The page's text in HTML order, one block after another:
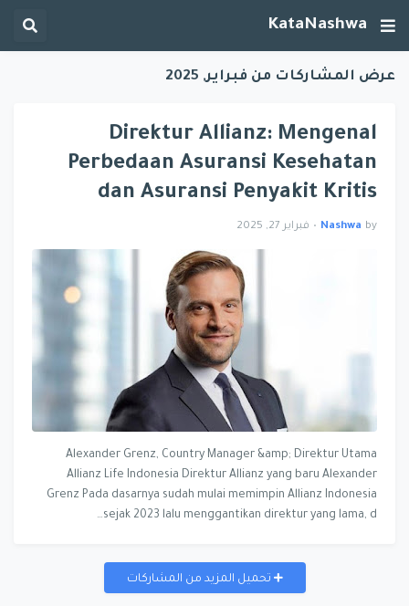
KataNashwa
عرض المشاركات من فبراير, 2025
Direktur Allianz: Mengenal
Perbedaan Asuransi Kesehatan
dan Asuransi Penyakit Kritis
by
Nashwa
• فبراير 27, 2025
Alexander Grenz, Country Manager &amp; Direktur Utama
Allianz Life Indonesia Direktur Allianz yang baru Alexander
Grenz Pada dasarnya sudah mulai memimpin Allianz Indonesia
sejak 2023 lalu menggantikan direktur yang lama, d…
تحميل المزيد من المشاركات